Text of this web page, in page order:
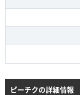
ピーチクの詳細情報